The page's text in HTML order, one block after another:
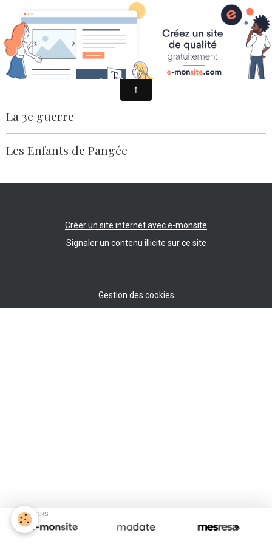
Stéphanie Aten
ROMANS
La 3e guerre
Les Enfants de Pangée
Créer un site internet avec e-monsite
Signaler un contenu illicite sur ce site
Gestion des cookies
SPONSORS